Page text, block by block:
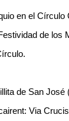
en el
de los
de San
Via